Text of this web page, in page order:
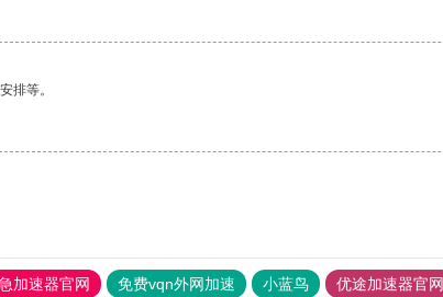
排等。
加速器官网 免费vqn外网加速 小蓝鸟 优途加速器官网